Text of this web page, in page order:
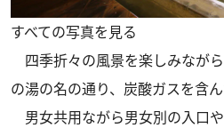
すべての写真を見る
四季折々の風景を楽しみなが
の湯の名の通り、炭酸ガスを含
男女共用ながら男女別の入口